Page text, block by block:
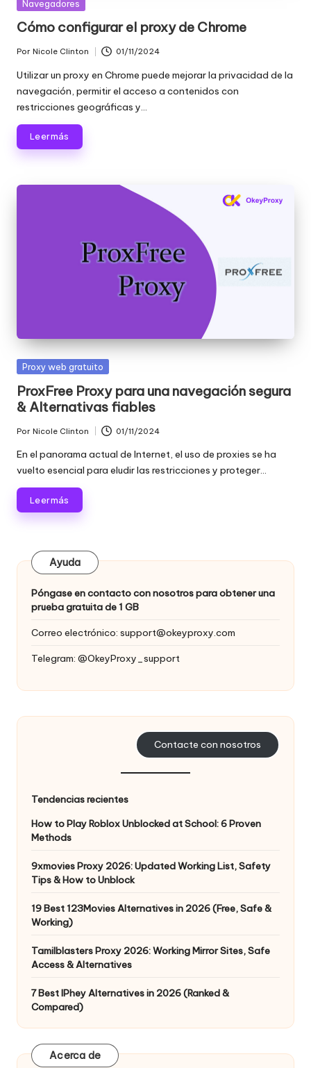
Publicada
Navegadores
Cómo configurar el proxy de Chrome
por
Por Nicole Clinton 01/11/2024
Utilizar un proxy en Chrome puede mejorar la privacidad de la
navegación, permitir el acceso a contenidos con
restricciones geográficas y...
Leer más
Publicada
Proxy web gratuito
ProxFree Proxy para una navegación segura
& Alternativas fiables
Publicado
por
Por Nicole Clinton 01/11/2024
En el panorama actual de Internet, el uso de proxies se ha
vuelto esencial para eludir las restricciones y proteger...
Leer más
Ayuda
Póngase en contacto con nosotros para obtener una
prueba gratuita de 1 GB
Correo electrónico: support@okeyproxy.com
Telegram: @OkeyProxy_support
Contacte con nosotros
Tendencias recientes
How to Play Roblox Unblocked at School: 6 Proven
Methods
9xmovies Proxy 2026: Updated Working List, Safety
Tips & How to Unblock
19 Best 123Movies Alternatives in 2026 (Free, Safe &
Working)
Tamilblasters Proxy 2026: Working Mirror Sites, Safe
Access & Alternatives
7 Best IPhey Alternatives in 2026 (Ranked &
Compared)
Acerca de